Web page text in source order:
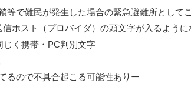
等で難民が発生した場合の緊急避難所として
ホスト（プロバイダ）の頭文字が入るよう
じく携帯・PC判別文字
るので不具合起こる可能性ありー